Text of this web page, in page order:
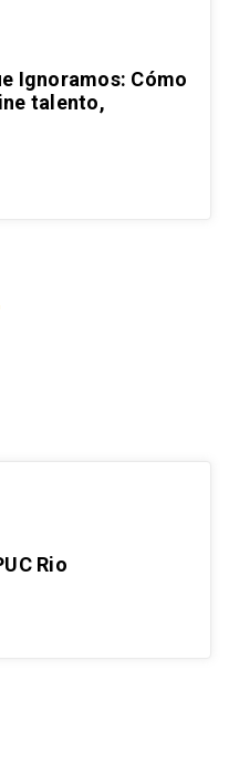
Ignoramos: Cómo
talento,
Rio